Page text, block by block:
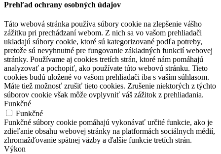
Prehľad ochrany osobných údajov
Táto webová stránka používa súbory cookie na zlepšenie vášho
zážitku pri prechádzaní webom. Z nich sa vo vašom prehliadači
ukladajú súbory cookie, ktoré sú kategorizované podľa potreby,
pretože sú nevyhnutné pre fungovanie základných funkcií webovej
stránky. Používame aj cookies tretích strán, ktoré nám pomáhajú
analyzovať a pochopiť, ako používate túto webovú stránku. Tieto
cookies budú uložené vo vašom prehliadači iba s vaším súhlasom.
Máte tiež možnosť zrušiť tieto cookies. Zrušenie niektorých z týchto
súborov cookie však môže ovplyvniť váš zážitok z prehliadania.
Funkčné
Funkčné
Funkčné súbory cookie pomáhajú vykonávať určité funkcie, ako je
zdieľanie obsahu webovej stránky na platformách sociálnych médií,
zhromažďovanie spätnej väzby a ďalšie funkcie tretích strán.
Výkon